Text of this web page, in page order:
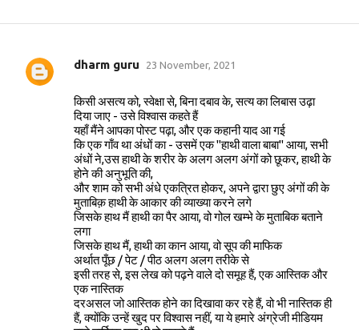
C
dharm guru 23 November, 2021
किसी असत्य को, स्वेक्षा से, बिना दबाव के, सत्य का लिबास उढ़ा
दिया जाए - उसे विश्वास कहते हैं
यहाँ मैंने आपका पोस्ट पढ़ा, और एक कहानी याद आ गई
कि एक गाँव था अंधों का - उसमें एक "हाथी वाला बाबा" आया, सभी
अंधों ने,उस हाथी के शरीर के अलग अलग अंगों को छूकर, हाथी के
होने की अनुभूति की,
और शाम को सभी अंधे एकत्रित होकर, अपने द्वारा छुए अंगों की के
मुताबिक़ हाथी के आकार की व्याख्या करने लगे
जिसके हाथ मैं हाथी का पैर आया, वो गोल खम्भे के मुताबिक बताने
लगा
जिसके हाथ मैं, हाथी का कान आया, वो सूप की माफिक
अर्थात पूँछ / पेट / पीठ अलग अलग तरीके से
इसी तरह से, इस लेख को पढ़ने वाले दो समूह हैं, एक आस्तिक और
एक नास्तिक
दरअसल जो आस्तिक होने का दिखावा कर रहे हैं, वो भी नास्तिक ही
हैं, क्योंकि उन्हें खुद पर विश्वास नहीं, या ये हमारे अंग्रेजी मीडियम